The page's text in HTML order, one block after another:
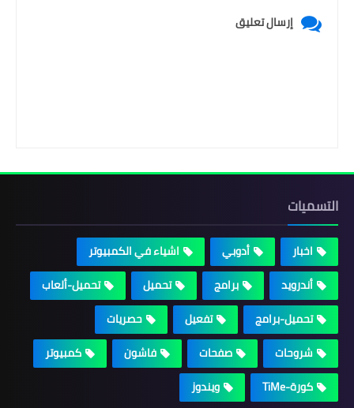
إرسال تعليق
التسميات
اخبار أدوبي
اشياء في الكمبيوتر
أندرويد
برامج تحميل
تحميل-ألعاب
تحميل-برامج
تفعيل
حصريات
شروحات
صفحات فاشون
كمبيوتر
كورة-TiMe
ويندوز